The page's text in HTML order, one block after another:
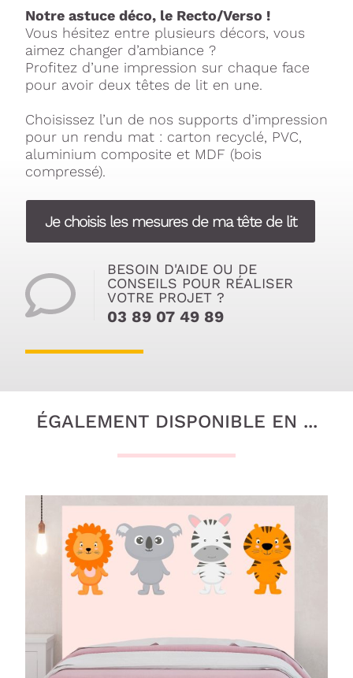
Notre astuce déco, le Recto/Verso !
Vous hésitez entre plusieurs décors, vous
aimez changer d’ambiance ?
Profitez d’une impression sur chaque face
pour avoir deux têtes de lit en une.
Choisissez l’un de nos supports d’impression
pour un rendu mat : carton recyclé, PVC,
aluminium composite et MDF (bois
compressé).
Je choisis les mesures de ma tête de lit
BESOIN D'AIDE OU DE
CONSEILS POUR RÉALISER
VOTRE PROJET ?
03 89 07 49 89
ÉGALEMENT DISPONIBLE EN ...